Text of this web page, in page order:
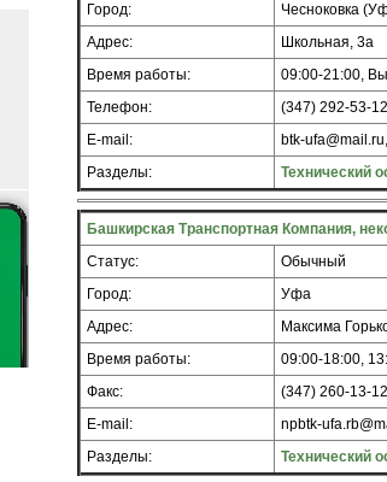
Город:
Чесноковка
Адрес:
Школьная, 3а
Время работы:
09:00-21:00,
Телефон:
(347) 292-53-12
E-mail:
btk-
Разделы:
Технический
Башкирская Транспортная Компания,
Статус:
Обычный
Город:
Уфа
Адрес:
Максима
Время работы:
09:00-18:00,
Факс:
(347) 260-13-12
E-mail:
npbtk-
Разделы:
Технический